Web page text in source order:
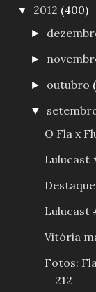
▼ 2012 (400)
►
►
► outubro
▼
O Fla x
Lulucast
Lulucast
Vitória
Fotos:
212